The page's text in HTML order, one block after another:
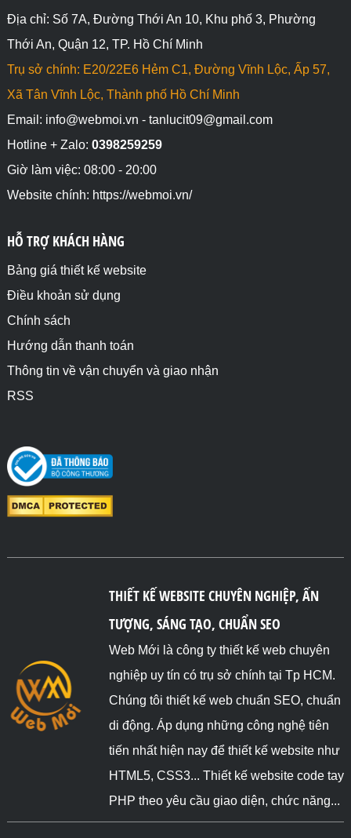
Địa chỉ: Số 7A, Đường Thới An 10, Khu phố 3, Phường
Thới An, Quận 12, TP. Hồ Chí Minh
Trụ sở chính: E20/22E6 Hẻm C1, Đường Vĩnh Lộc, Ấp 57,
Xã Tân Vĩnh Lộc, Thành phố Hồ Chí Minh
Email: info@webmoi.vn - tanlucit09@gmail.com
Hotline + Zalo: 0398259259
Giờ làm việc: 08:00 - 20:00
Website chính: https://webmoi.vn/
HỖ TRỢ KHÁCH HÀNG
Bảng giá thiết kế website
Điều khoản sử dụng
Chính sách
Hướng dẫn thanh toán
Thông tin về vận chuyển và giao nhận
RSS
THIẾT KẾ WEBSITE CHUYÊN NGHIỆP, ẤN
TƯỢNG, SÁNG TẠO, CHUẨN SEO
Web Mới là công ty thiết kế web chuyên
nghiệp uy tín có trụ sở chính tại Tp HCM.
Chúng tôi thiết kế web chuẩn SEO, chuẩn
di động. Áp dụng những công nghệ tiên
tiến nhất hiện nay để thiết kế website như
HTML5, CSS3... Thiết kế website code tay
PHP theo yêu cầu giao diện, chức năng...